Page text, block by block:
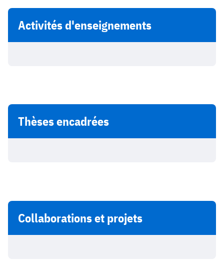
Activités d'enseignements
Thèses encadrées
Collaborations et projets